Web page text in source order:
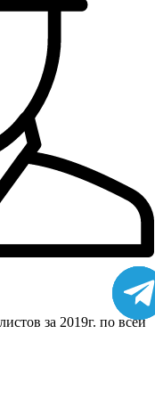
за 2019г. по всей